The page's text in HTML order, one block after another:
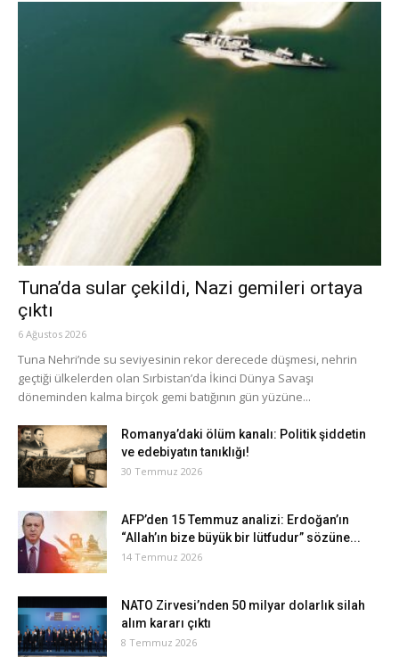
Tuna’da sular çekildi, Nazi gemileri ortaya
çıktı
6 Ağustos 2026
Tuna Nehri’nde su seviyesinin rekor derecede düşmesi, nehrin
geçtiği ülkelerden olan Sırbistan’da İkinci Dünya Savaşı
döneminden kalma birçok gemi batığının gün yüzüne...
Romanya’daki ölüm kanalı: Politik şiddetin
ve edebiyatın tanıklığı!
30 Temmuz 2026
AFP’den 15 Temmuz analizi: Erdoğan’ın
“Allah’ın bize büyük bir lütfudur” sözüne...
14 Temmuz 2026
NATO Zirvesi’nden 50 milyar dolarlık silah
alım kararı çıktı
8 Temmuz 2026